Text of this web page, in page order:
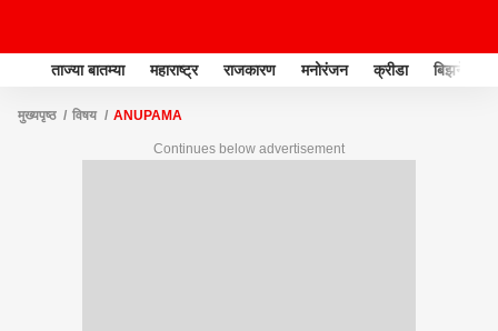
ताज्या बातम्या महाराष्ट्र राजकारण मनोरंजन क्रीडा बिझनेस
मुख्यपृष्ठ विषय ANUPAMA
Continues below advertisement